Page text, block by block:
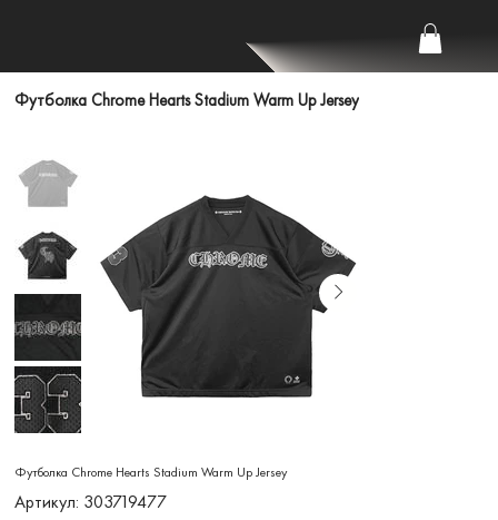
Футболка Chrome Hearts Stadium Warm Up Jersey
Футболка Chrome Hearts Stadium Warm Up Jersey
Артикул:
Артикул
303719477
303719477